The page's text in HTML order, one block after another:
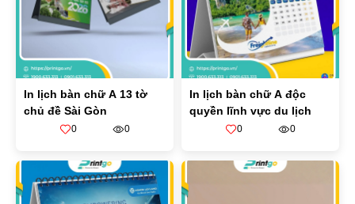
In lịch bàn chữ A 13 tờ
chủ đề Sài Gòn
0 0
In lịch bàn chữ A độc
quyền lĩnh vực du lịch
0 0